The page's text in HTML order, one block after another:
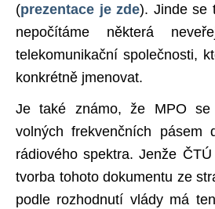
(prezentace je zde). Jinde se
nepočítáme některá
telekomunikační společnosti,
konkrétně jmenovat.
Je také známo, že MPO se
volných frekvenčních pásem
rádiového spektra. Jenže
tvorba tohoto dokumentu ze
podle rozhodnutí vlády má